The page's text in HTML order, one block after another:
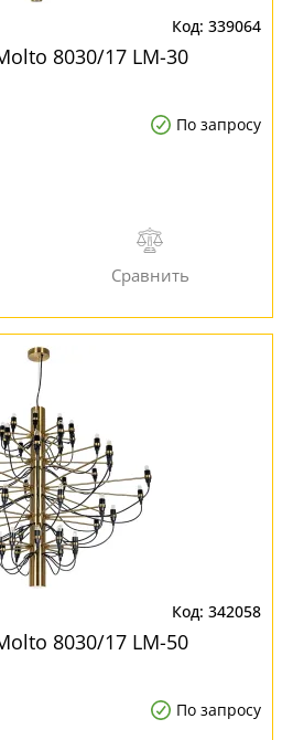
339064
8030/17 LM-30
По запросу
342058
8030/17 LM-50
По запросу